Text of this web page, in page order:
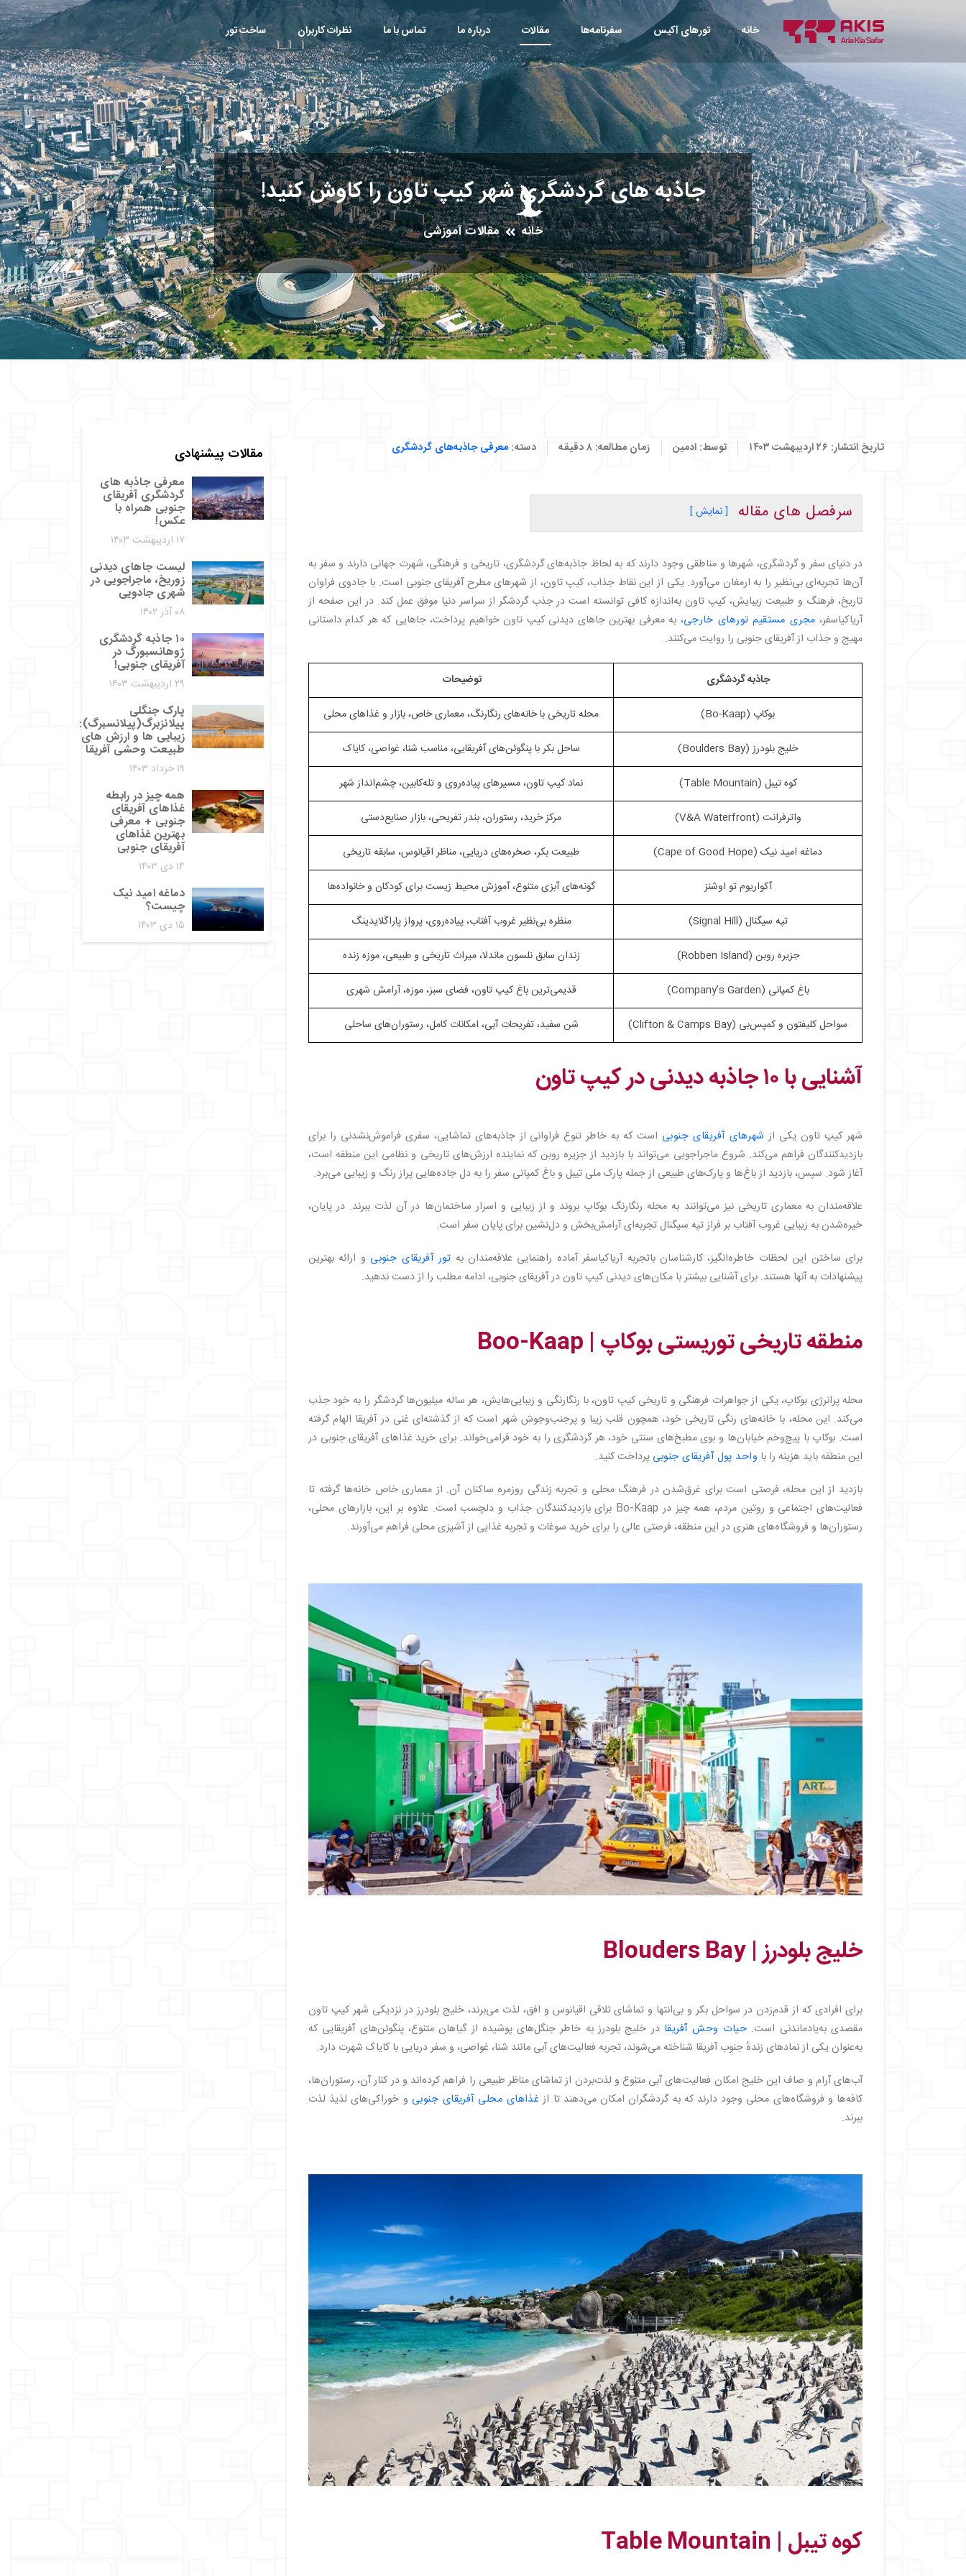
خانه تورهای آکیس سفرنامه‌ها مقالات درباره ما تماس با ما نظرات کاربران ساخت تور
جاذبه های گردشگری شهر کیپ تاون را کاوش کنید!
خانه مقالات آموزشی
مقالات پیشنهادی
معرفی جاذبه های
گردشگری آفریقای
جنوبی همراه با
عکس!
۱۷ اردیبهشت ۱۴۰۳
لیست جاهای دیدنی
زوریخ، ماجراجویی در
شهری جادویی
۰۸ آذر ۱۴۰۲
۱۰ جاذبه گردشگری
ژوهانسبورگ در
آفریقای جنوبی!
۲۹ اردیبهشت ۱۴۰۳
پارک جنگلی
پیلانزبرگ(پیلانسبرگ):
زیبایی‌ ها و ارزش‌ های
طبیعت وحشی آفریقا
۱۹ خرداد ۱۴۰۳
همه چیز در رابطه
غذاهای آفریقای
جنوبی + معرفی
بهترین غذاهای
آفریقای جنوبی
۱۴ دی ۱۴۰۳
دماغه امید نیک
چیست؟
۱۵ دی ۱۴۰۳
تاریخ انتشار: ۲۶ اردیبهشت ۱۴۰۳ توسط: ادمین زمان مطالعه: ۸دقیقه دسته: معرفی جاذبه‌های گردشگری
سرفصل های مقاله
[ نمایش ]
・
آشنایی با ۱۰ جاذبه دیدنی در کیپ تاون
منطقه تاریخی توریستی بوکاپ | Boo-Kaap
・ خلیج بلودرز | Blouders Bay
・کوه تیبل | Table Mountain
・مرکز تفریحی تجاری واتر فرانت | V&A Waterfront
・ دماغه امید نیک | Cape of Good Hope
・آکواریوم تو اوشنز | Two Oceans Aquarium
・جزیره روبن | Robben Island
・سواحل کلیفتون و خلیج کمپس | Clifton and Camps Bay Beaches
کیپ تاون، مقصدی برای همه: از علاقه‌ مندان به تاریخ تا طبیعت‌ گردی
در دنیای سفر و گردشگری، شهرها و مناطقی وجود دارند که به لحاظ جاذبه‌های گردشگری، تاریخی و فرهنگی، شهرت جهانی دارند و سفر به
آن‌ها تجربه‌ای بی‌نظیر را به ارمغان می‌آورد. یکی از این نقاط جذاب، کیپ تاون، از شهرهای مطرح آفریقای جنوبی است. با جادوی فراوان
تاریخ، فرهنگ و طبیعت زیبایش، کیپ تاون به‌اندازه کافی توانسته است در جذب گردشگر از سراسر دنیا موفق عمل کند. در این صفحه از
آریاکیاسفر، مجری مستقیم تورهای خارجی، به معرفی بهترین جاهای دیدنی کیپ تاون خواهیم پرداخت، جاهایی که هر کدام داستانی
مهیج و جذاب از آفریقای جنوبی را روایت می‌کنند.
جاذبه گردشگری
توضیحات
بوکاپ (Bo-Kaap)
محله تاریخی با خانه‌های رنگارنگ، معماری خاص، بازار و غذاهای محلی
خلیج بلودرز (Boulders Bay)
ساحل بکر با پنگوئن‌های آفریقایی، مناسب شنا، غواصی، کایاک
کوه تیبل (Table Mountain)
نماد کیپ تاون، مسیرهای پیاده‌روی و تله‌کابین، چشم‌انداز شهر
واترفرانت (V&A Waterfront)
مرکز خرید، رستوران، بندر تفریحی، بازار صنایع‌دستی
دماغه امید نیک (Cape of Good Hope)
طبیعت بکر، صخره‌های دریایی، مناظر اقیانوس، سابقه تاریخی
آکواریوم تو اوشنز
گونه‌های آبزی متنوع، آموزش محیط زیست برای کودکان و خانواده‌ها
تپه سیگنال (Signal Hill)
منظره بی‌نظیر غروب آفتاب، پیاده‌روی، پرواز پاراگلایدینگ
جزیره روبن (Robben Island)
زندان سابق نلسون ماندلا، میراث تاریخی و طبیعی، موزه زنده
باغ کمپانی (Company’s Garden)
قدیمی‌ترین باغ کیپ تاون، فضای سبز، موزه، آرامش شهری
سواحل کلیفتون و کمپس‌بی (Clifton & Camps Bay)
شن سفید، تفریحات آبی، امکانات کامل، رستوران‌های ساحلی
آشنایی با ۱۰ جاذبه دیدنی در کیپ تاون
شهر کیپ تاون یکی از شهرهای آفریقای جنوبی است که به خاطر تنوع فراوانی از جاذبه‌های تماشایی، سفری فراموش‌نشدنی را برای
بازدیدکنندگان فراهم می‌کند. شروع ماجراجویی می‌تواند با بازدید از جزیره روبن که نماینده ارزش‌های تاریخی و نظامی این منطقه است،
آغاز شود. سپس، بازدید از باغ‌ها و پارک‌های طبیعی از جمله پارک ملی تیبل و باغ کمپانی سفر را به دل جاده‌هایی پراز رنگ و زیبایی می‌برد.
علاقه‌مندان به معماری تاریخی نیز می‌توانند به محله رنگارنگ بوکاپ بروند و از زیبایی و اسرار ساختمان‌ها در آن لذت ببرند. در پایان،
خیره‌شدن به زیبایی غروب آفتاب بر فراز تپه سیگنال تجربه‌ای آرامش‌بخش و دل‌نشین برای پایان سفر است.
برای ساختن این لحظات خاطره‌انگیز، کارشناسان باتجربه آریاکیاسفر آماده راهنمایی علاقه‌مندان به تور آفریقای جنوبی و ارائه بهترین
پیشنهادات به آنها هستند. برای آشنایی بیشتر با مکان‌های دیدنی کیپ تاون در آفریقای جنوبی، ادامه مطلب را از دست ندهید.
منطقه تاریخی توریستی بوکاپ | Boo-Kaap
محله پرانرژی بوکاپ، یکی از جواهرات فرهنگی و تاریخی کیپ تاون، با رنگارنگی و زیبایی‌هایش، هر ساله میلیون‌ها گردشگر را به خود جذب
می‌کند. این محله، با خانه‌های رنگی تاریخی خود، همچون قلب زیبا و پرجنب‌وجوش شهر است که از گذشته‌ای غنی در آفریقا الهام گرفته
است. بوکاپ با پیچ‌وخم خیابان‌ها و بوی مطبخ‌های سنتی خود، هر گردشگری را به خود فرامی‌خواند. برای خرید غذاهای آفریقای جنوبی در
این منطقه باید هزینه را با واحد پول آفریقای جنوبی پرداخت کنید.
بازدید از این محله، فرصتی است برای غرق‌شدن در فرهنگ محلی و تجربه زندگی روزمره ساکنان آن. از معماری خاص خانه‌ها گرفته تا
فعالیت‌های اجتماعی و روتین مردم، همه چیز در Bo-Kaap برای بازدیدکنندگان جذاب و دلچسب است. علاوه بر این، بازارهای محلی،
رستوران‌ها و فروشگاه‌های هنری در این منطقه، فرصتی عالی را برای خرید سوغات و تجربه غذایی از آشپزی محلی فراهم می‌آورند.
خلیج بلودرز | Blouders Bay
برای افرادی که از قدم‌زدن در سواحل بکر و بی‌انتها و تماشای تلاقی اقیانوس و افق، لذت می‌برند، خلیج بلودرز در نزدیکی شهر کیپ تاون
مقصدی به‌یادماندنی است. حیات وحش آفریقا در خلیج بلودرز به خاطر جنگل‌های پوشیده از گیاهان متنوع، پنگوئن‌های آفریقایی که
به‌عنوان یکی از نمادهای زندهٔ جنوب آفریقا شناخته می‌شوند، تجربه فعالیت‌های آبی مانند شنا، غواصی، و سفر دریایی با کایاک شهرت دارد.
آب‌های آرام و صاف این خلیج امکان فعالیت‌های آبی متنوع و لذت‌بردن از تماشای مناظر طبیعی را فراهم کرده‌اند و در کنار آن، رستوران‌ها،
کافه‌ها و فروشگاه‌های محلی وجود دارند که به گردشگران امکان می‌دهند تا از غذاهای محلی آفریقای جنوبی و خوراکی‌های لذیذ لذت
ببرند.
کوه تیبل | Table Mountain